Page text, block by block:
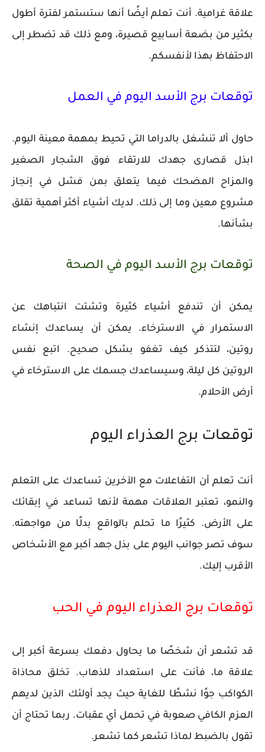
علاقة غرامية. أنت تعلم أيضًا أنها ستستمر لفترة أطول
بكثير من بضعة أسابيع قصيرة، ومع ذلك قد تضطر إلى
الاحتفاظ بهذا لأنفسكم.
توقعات برج الأسد اليوم في العمل
حاول ألا تنشغل بالدراما التي تحيط بمهمة معينة اليوم.
ابذل قصارى جهدك للارتقاء فوق الشجار الصغير
والمزاح المضحك فيما يتعلق بمن فشل في إنجاز
مشروع معين وما إلى ذلك. لديك أشياء أكثر أهمية تقلق
بشأنها.
توقعات برج الأسد اليوم في الصحة
يمكن أن تندفع أشياء كثيرة وتشتت انتباهك عن
الاستمرار في الاسترخاء. يمكن أن يساعدك إنشاء
روتين، لتتذكر كيف تغفو بشكل صحيح. اتبع نفس
الروتين كل ليلة، وسيساعدك جسمك على الاسترخاء في
أرض الأحلام.
توقعات برج العذراء اليوم
أنت تعلم أن التفاعلات مع الآخرين تساعدك على التعلم
والنمو، تعتبر العلاقات مهمة لأنها تساعد في إبقائك
على الأرض. كثيرًا ما تحلم بالواقع بدلًا من مواجهته.
سوف تصر جوانب اليوم على بذل جهد أكبر مع الأشخاص
الأقرب إليك.
توقعات برج العذراء اليوم في الحب
قد تشعر أن شخصًا ما يحاول دفعك بسرعة أكبر إلى
علاقة ما، فأنت على استعداد للذهاب. تخلق محاذاة
الكواكب جوًا نشطًا للغاية حيث يجد أولئك الذين لديهم
العزم الكافي صعوبة في تحمل أي عقبات. ربما تحتاج أن
تقول بالضبط لماذا تشعر كما تشعر.